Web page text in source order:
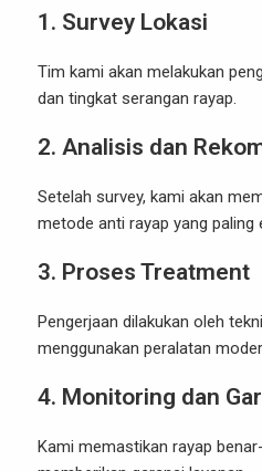
1. Survey Lokasi
Tim kami akan melakukan
dan tingkat serangan rayap.
2. Analisis dan
Setelah survey, kami akan
metode anti rayap yang paling
3. Proses Treatment
Pengerjaan dilakukan oleh
menggunakan peralatan
4. Monitoring dan
Kami memastikan rayap